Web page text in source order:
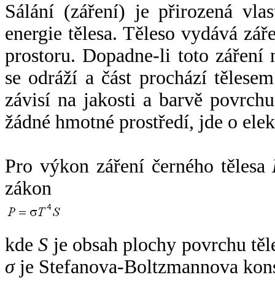
Sálání (záření) je přirozená
energie tělesa. Těleso vydává
prostoru. Dopadne-li toto záření
se odráží a část prochází
závisí na jakosti a barvě
žádné hmotné prostředí, jde o
Pro výkon záření černého tělesa
zákon
kdeS je obsah plochy povrchu
σje Stefanova-Boltzmannova